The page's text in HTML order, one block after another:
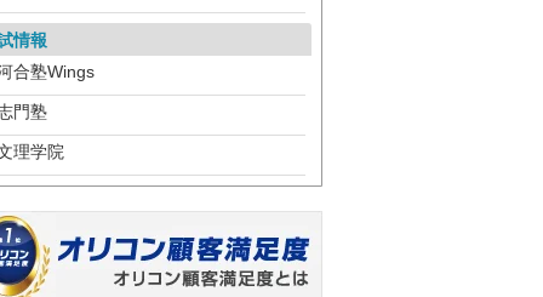
情報
合塾Wings
門塾
理学院